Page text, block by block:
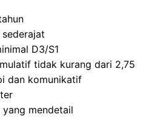
sederajat
D3/S1
tidak kurang dari 2,75
dan komunikatif
yang mendetail